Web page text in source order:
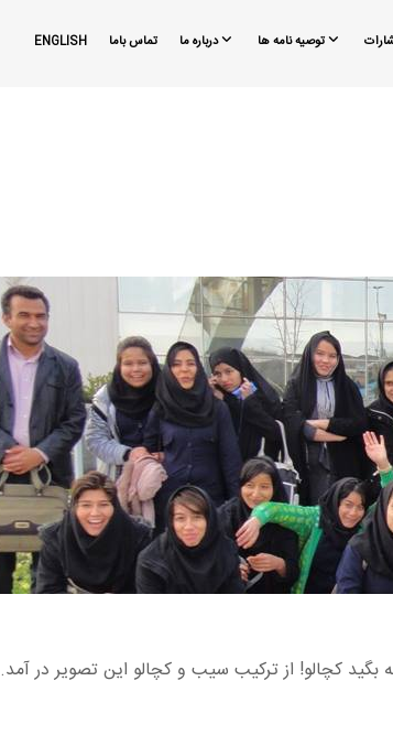
توصیه نامه ها درباره ما تماس باما ENGLISH
کچالو! از ترکیب سیب و کچالو این تصویر در آمد.